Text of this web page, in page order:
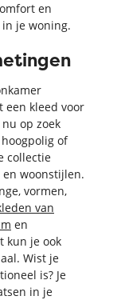
en
je woning.
een kleed voor
op zoek
of
collectie
woonstijlen.
vormen,
van
en
kun je ook
Wist je
is? Je
in je